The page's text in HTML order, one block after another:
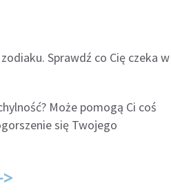
Sprawdź co Cię czeka w
Może pomogą Ci coś
się Twojego